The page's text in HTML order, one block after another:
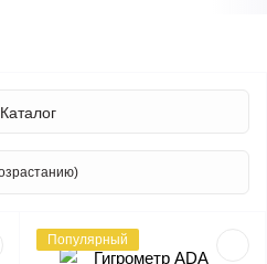
Каталог
Популярный